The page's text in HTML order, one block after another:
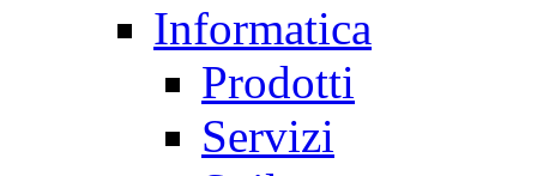
Informatica
Prodotti
Servizi